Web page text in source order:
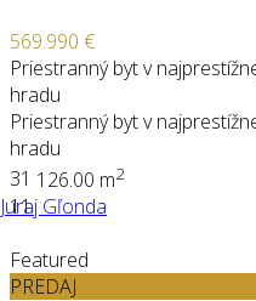
569.990 €
Priestranný byt v
hradu
Priestranný byt v
hradu
31 126.00 m2
Juraj Gľonda
11
Featured
PREDAJ